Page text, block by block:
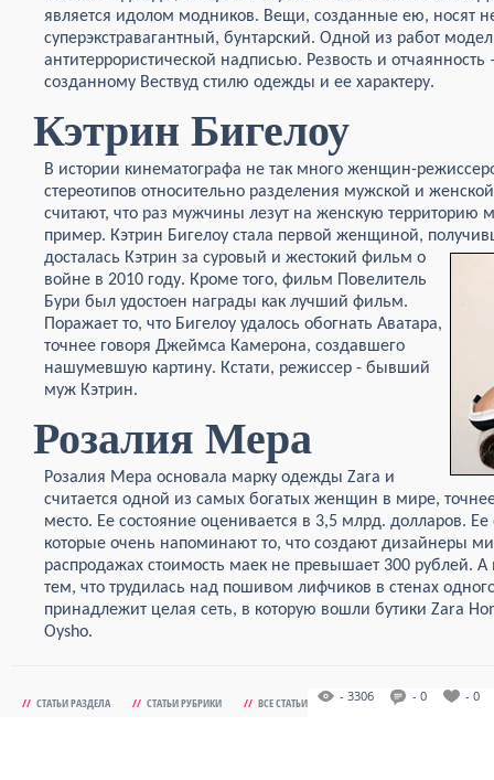
является идолом модников. Вещи, созданные ею, носят не
суперэкстравагантный, бунтарский. Одной из работ
антитеррористической надписью. Резвость и
созданному Вествуд стилю одежды и ее характеру.
Кэтрин Бигелоу
В истории кинематографа не так много женщин-
стереотипов относительно разделения мужской и
считают, что раз мужчины лезут на женскую территорию
пример. Кэтрин Бигелоу стала первой женщиной,
досталась Кэтрин за суровый и жестокий фильм о
войне в 2010 году. Кроме того, фильм Повелитель
Бури был удостоен награды как лучший фильм.
Поражает то, что Бигелоу удалось обогнать Аватара,
точнее говоря Джеймса Камерона, создавшего
нашумевшую картину. Кстати, режиссер - бывший
муж Кэтрин.
Розалия Мера
Розалия Мера основала марку одежды Zara и
считается одной из самых богатых женщин в мире,
место. Ее состояние оценивается в 3,5 млрд. долларов.
которые очень напоминают то, что создают дизайнеры
распродажах стоимость маек не превышает 300 рублей. А
тем, что трудилась над пошивом лифчиков в стенах
принадлежит целая сеть, в которую вошли бутики Zara
Oysho.
// СТАТЬИ РАЗДЕЛА // СТАТЬИ РУБРИКИ // ВСЕ СТАТЬИ - 3306 - 0 - 0